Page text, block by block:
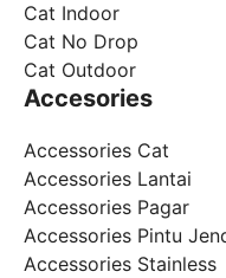
Cat Indoor
Cat No Drop
Cat Outdoor
Accesories
Accessories Cat
Accessories Lantai
Accessories Pagar
Accessories Pintu
Accessories Stainless